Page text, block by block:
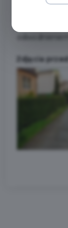
Zdjęcia przed: